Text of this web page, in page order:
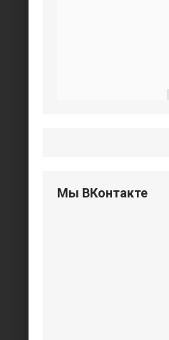
Мы ВКонтакте